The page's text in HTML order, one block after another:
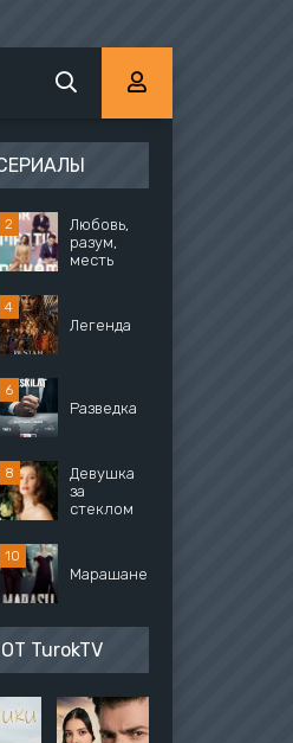
Любовь,
разум,
месть
Легенда
Разведка
Девушка
за
стеклом
Марашанец
TurokTV